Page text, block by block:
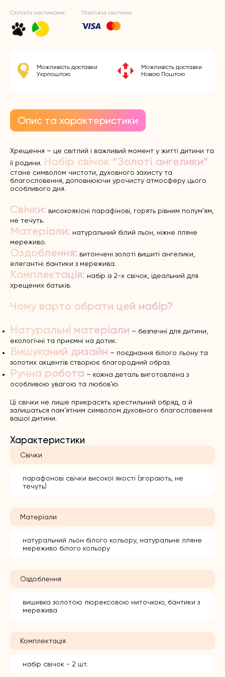
Оплата частинами: Платіжні системи:
Можливість доставки
Укрпоштою
Можливість доставки
Новою Поштою
Опис та характеристики
Хрещення – це світлий і важливий момент у житті дитини та
її родини. Набір свічок “Золоті ангелики”
стане символом чистоти, духовного захисту та
благословення, доповнюючи урочисту атмосферу цього
особливого дня.
Свічки: високоякісні парафінові, горять рівним полум’ям,
не течуть.
Матеріали: натуральний білий льон, ніжне лляне
мереживо.
Оздоблення: витончені золоті вишиті ангелики,
елегантні бантики з мережива.
Комплектація: набір із 2-х свічок, ідеальний для
хрещених батьків.
Чому варто обрати цей набір?
Натуральні матеріали – безпечні для дитини,
екологічні та приємні на дотик.
Вишуканий дизайн – поєднання білого льону та
золотих акцентів створює благородний образ.
Ручна робота – кожна деталь виготовлена з
особливою увагою та любов’ю.
Ці свічки не лише прикрасять хрестильний обряд, а й
залишаться пам’ятним символом духовного благословення
вашої дитини.
Характеристики
Свічки
парафонові свічки високої якості (згорають, не
течуть)
Матеріали
натуральний льон білого кольору, натуральне лляне
мереживо білого кольору
Оздоблення
вишивка золотою люрексовою ниточкою, бантики з
мережива
Комплектація
набір свічок - 2 шт.